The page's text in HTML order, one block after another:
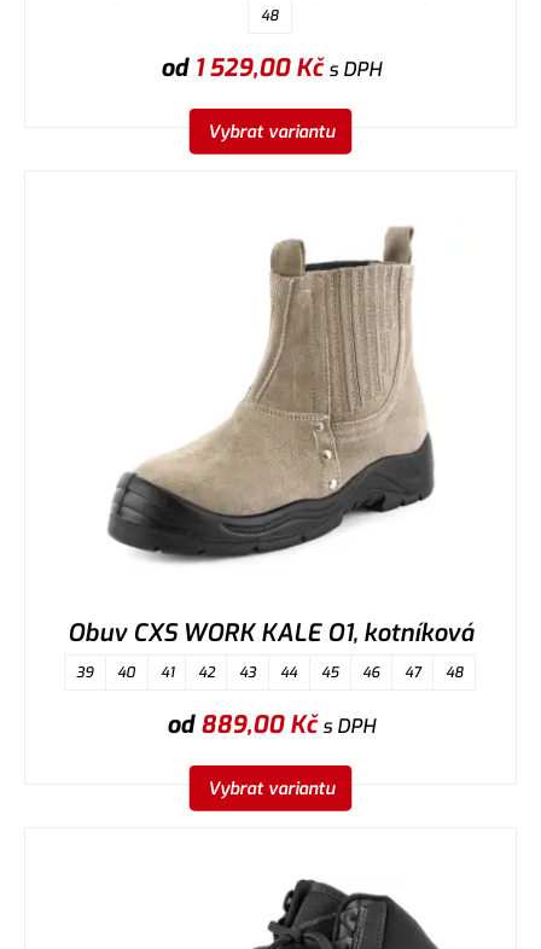
48
od 1 529,00Kčs DPH
Vybrat variantu
Obuv CXS WORK KALE O1, kotníková
39 40 41 42 43 44 45 46 47 48
od889,00Kčs DPH
Vybrat variantu